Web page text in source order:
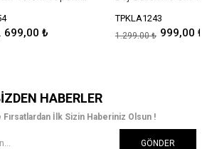
₺
TPKLA1243
999,00 ₺
1.299,00 ₺
HABERLER
İlk Sizin Haberiniz Olsun !
GÖNDER